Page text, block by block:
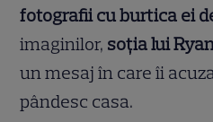
fotografii cu burtica ei
imaginilor, soția lui
un mesaj în care îi
pândesc casa.